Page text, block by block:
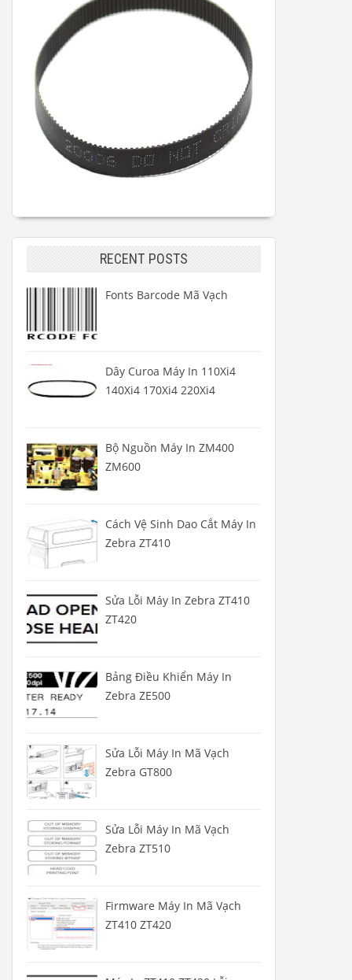
RECENT POSTS
Fonts Barcode Mã Vạch
Dây Curoa Máy In 110Xi4
140Xi4 170Xi4 220Xi4
Bộ Nguồn Máy In ZM400
ZM600
Cách Vệ Sinh Dao Cắt Máy In
Zebra ZT410
Sửa Lỗi Máy In Zebra ZT410
ZT420
Bảng Điều Khiển Máy In
Zebra ZE500
Sửa Lỗi Máy In Mã Vạch
Zebra GT800
Sửa Lỗi Máy In Mã Vạch
Zebra ZT510
Firmware Máy In Mã Vạch
ZT410 ZT420